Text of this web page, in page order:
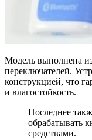
Модель выполнена
переключателей.
конструкцией, что
и влагостойкость.
Последнее
обрабатывать
средствами.